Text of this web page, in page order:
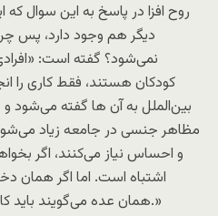
روح افزا در پاسخ به این سوال
دیگر هم وجود دارد، پس
نمی‌شود؟ گفته است:
کودکان هستند، فقط کاری را
بین‌الملل به آن ها گفته می‌شود
مظاهر جنسی در جامعه زیاد
و احساس نیاز می‌کنند، اگر
اشتباه است. اما اگر همان
همان عده می‌گویند باید کارت سلامت برایشان صادر شود.»